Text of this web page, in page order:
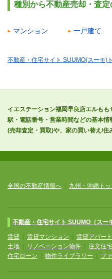
種別から不動産売却・査
マンション 一戸建て
不動産・住宅サイト SUUMO(スーモ)
イエステーション福岡早良店エルも
駅・電話番号・営業時間などの基本
(売却査定・買取)や、家の買い替え/
全国の不動産情報へ 九州・沖縄ト
不動産・住宅サイト SUUMO（スー
賃貸 賃貸マンション 賃貸アパート
土地
リノベーション物件 注文住宅
住宅ローン
物件ライブラリー フ